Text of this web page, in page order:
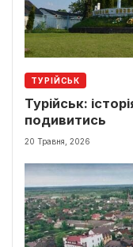
ТУРІЙСЬК
Турійськ:
подивитись
20 Травня, 2026